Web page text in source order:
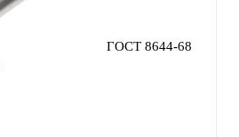
ГОСТ 8644-68